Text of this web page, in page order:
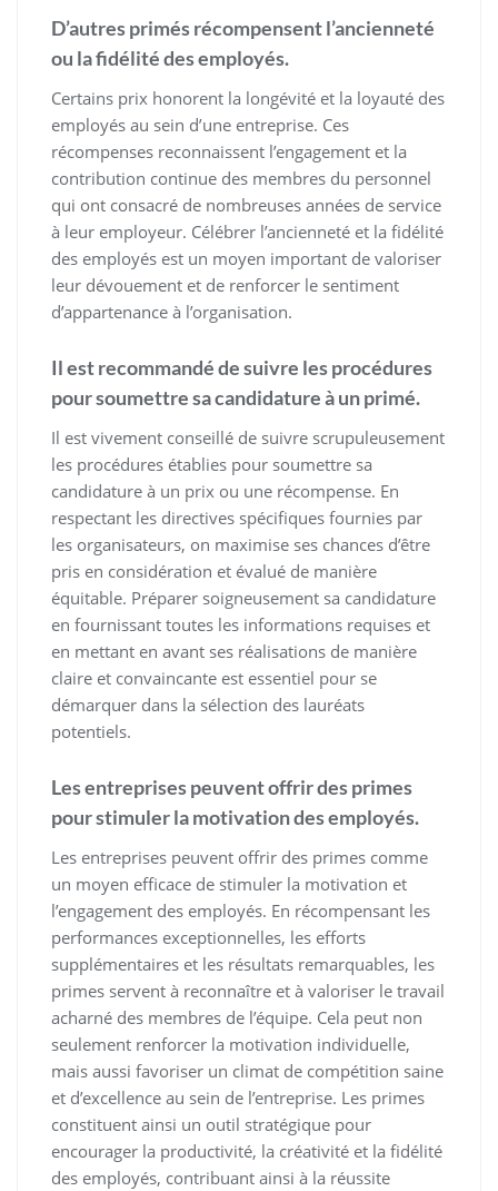
D’autres primés récompensent l’ancienneté
ou la fidélité des employés.
Certains prix honorent la longévité et la loyauté des
employés au sein d’une entreprise. Ces
récompenses reconnaissent l’engagement et la
contribution continue des membres du personnel
qui ont consacré de nombreuses années de service
à leur employeur. Célébrer l’ancienneté et la fidélité
des employés est un moyen important de valoriser
leur dévouement et de renforcer le sentiment
d’appartenance à l’organisation.
Il est recommandé de suivre les procédures
pour soumettre sa candidature à un primé.
Il est vivement conseillé de suivre scrupuleusement
les procédures établies pour soumettre sa
candidature à un prix ou une récompense. En
respectant les directives spécifiques fournies par
les organisateurs, on maximise ses chances d’être
pris en considération et évalué de manière
équitable. Préparer soigneusement sa candidature
en fournissant toutes les informations requises et
en mettant en avant ses réalisations de manière
claire et convaincante est essentiel pour se
démarquer dans la sélection des lauréats
potentiels.
Les entreprises peuvent offrir des primes
pour stimuler la motivation des employés.
Les entreprises peuvent offrir des primes comme
un moyen efficace de stimuler la motivation et
l’engagement des employés. En récompensant les
performances exceptionnelles, les efforts
supplémentaires et les résultats remarquables, les
primes servent à reconnaître et à valoriser le travail
acharné des membres de l’équipe. Cela peut non
seulement renforcer la motivation individuelle,
mais aussi favoriser un climat de compétition saine
et d’excellence au sein de l’entreprise. Les primes
constituent ainsi un outil stratégique pour
encourager la productivité, la créativité et la fidélité
des employés, contribuant ainsi à la réussite